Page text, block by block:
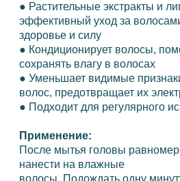
● Растительные экстракты и
эффективный уход за
здоровье и силу
● Кондиционирует волосы,
сохранять влагу в волосах
● Уменьшает видимые
волос, предотвращает их
● Подходит для регулярного
Применение:
После мытья головы
нанести на влажные